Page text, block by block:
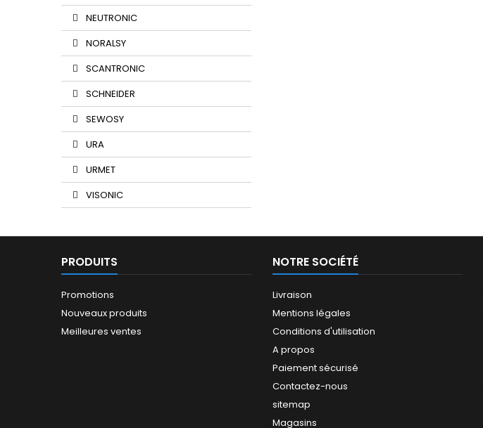
NEUTRONIC
NORALSY
SCANTRONIC
SCHNEIDER
SEWOSY
URA
URMET
VISONIC
PRODUITS
Promotions
Nouveaux produits
Meilleures ventes
NOTRE SOCIÉTÉ
Livraison
Mentions légales
Conditions d'utilisation
A propos
Paiement sécurisé
Contactez-nous
sitemap
Magasins